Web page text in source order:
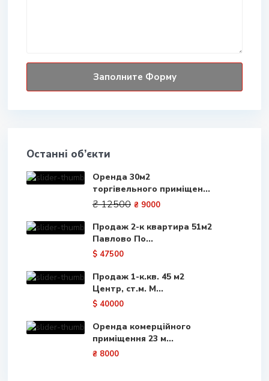
Останні об’єкти
Оренда 30м2
торгівельного приміщен...
₴ 12500 ₴ 9000
Продаж 2-к квартира 51м2
Павлово По...
$ 47500
Продаж 1-к.кв. 45 м2
Центр, ст.м. М...
$ 40000
Оренда комерційного
приміщення 23 м...
₴ 8000